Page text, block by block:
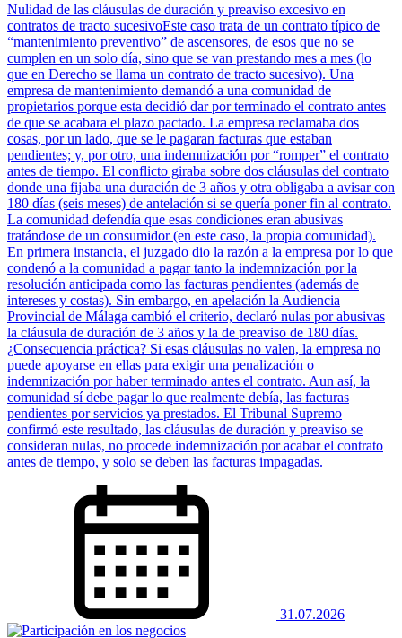
Nulidad de las cláusulas de duración y preaviso excesivo en
contratos de tracto sucesivoEste caso trata de un contrato típico de
“mantenimiento preventivo” de ascensores, de esos que no se
cumplen en un solo día, sino que se van prestando mes a mes (lo
que en Derecho se llama un contrato de tracto sucesivo). Una
empresa de mantenimiento demandó a una comunidad de
propietarios porque esta decidió dar por terminado el contrato antes
de que se acabara el plazo pactado. La empresa reclamaba dos
cosas, por un lado, que se le pagaran facturas que estaban
pendientes; y, por otro, una indemnización por “romper” el contrato
antes de tiempo. El conflicto giraba sobre dos cláusulas del contrato
donde una fijaba una duración de 3 años y otra obligaba a avisar con
180 días (seis meses) de antelación si se quería poner fin al contrato.
La comunidad defendía que esas condiciones eran abusivas
tratándose de un consumidor (en este caso, la propia comunidad).
En primera instancia, el juzgado dio la razón a la empresa por lo que
condenó a la comunidad a pagar tanto la indemnización por la
resolución anticipada como las facturas pendientes (además de
intereses y costas). Sin embargo, en apelación la Audiencia
Provincial de Málaga cambió el criterio, declaró nulas por abusivas
la cláusula de duración de 3 años y la de preaviso de 180 días.
¿Consecuencia práctica? Si esas cláusulas no valen, la empresa no
puede apoyarse en ellas para exigir una penalización o
indemnización por haber terminado antes el contrato. Aun así, la
comunidad sí debe pagar lo que realmente debía, las facturas
pendientes por servicios ya prestados. El Tribunal Supremo
confirmó este resultado, las cláusulas de duración y preaviso se
consideran nulas, no procede indemnización por acabar el contrato
antes de tiempo, y solo se deben las facturas impagadas.
31.07.2026